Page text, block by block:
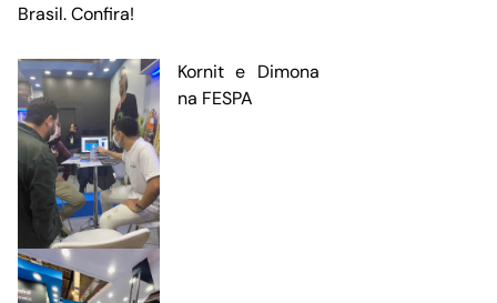
Brasil. Confira!
Kornit e Dimona
na FESPA